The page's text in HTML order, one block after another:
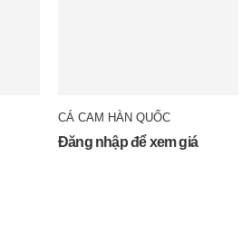
CÁ CAM HÀN QUỐC
Đăng nhập để xem giá